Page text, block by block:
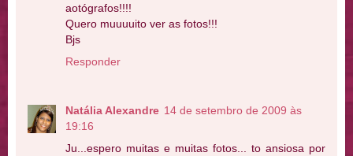
aotógrafos!!!!
Quero muuuuito ver as fotos!!!
Bjs
Responder
Natália Alexandre 14 de setembro de 2009 às
19:16
Ju...espero muitas e muitas fotos... to ansiosa por